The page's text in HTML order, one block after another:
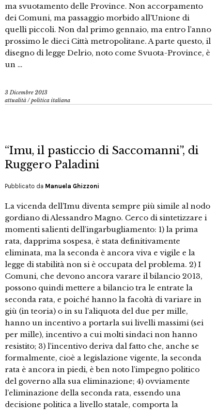
ma svuotamento delle Province. Non accorpamento
dei Comuni, ma passaggio morbido all’Unione di
quelli piccoli. Non dal primo gennaio, ma entro l’anno
prossimo le dieci Città metropolitane. A parte questo, il
disegno di legge Delrio, noto come Svuota-Province, è
un …
3 Dicembre 2013
attualità /politica italiana
“Imu, il pasticcio di Saccomanni”, di
Ruggero Paladini
Pubblicato da Manuela Ghizzoni
La vicenda dell’Imu diventa sempre più simile al nodo
gordiano di Alessandro Magno. Cerco di sintetizzare i
momenti salienti dell’ingarbugliamento: 1) la prima
rata, dapprima sospesa, è stata definitivamente
eliminata, ma la seconda è ancora viva e vigile e la
legge di stabilità non si è occupata del problema. 2) I
Comuni, che devono ancora varare il bilancio 2013,
possono quindi mettere a bilancio tra le entrate la
seconda rata, e poiché hanno la facoltà di variare in
giù (in teoria) o in su l’aliquota del due per mille,
hanno un incentivo a portarla sui livelli massimi (sei
per mille), incentivo a cui molti sindaci non hanno
resistito; 3) l’incentivo deriva dal fatto che, anche se
formalmente, cioè a legislazione vigente, la seconda
rata è ancora in piedi, è ben noto l’impegno politico
del governo alla sua eliminazione; 4) ovviamente
l’eliminazione della seconda rata, essendo una
decisione politica a livello statale, comporta la